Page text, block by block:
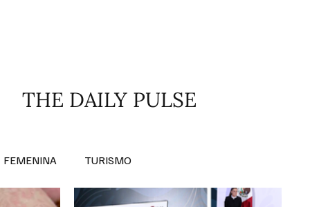
THE DAILY PULSE
FEMENINA TURISMO